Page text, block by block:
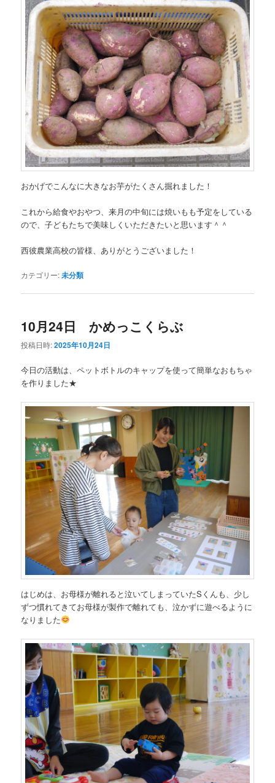
おかげでこんなに大きなお芋がたくさん掘れました！
これから給食やおやつ、来月の中旬には焼いもも予定をしている
ので、子どもたちで美味しくいただきたいと思います＾＾
西彼農業高校の皆様、ありがとうございました！
カテゴリー:未分類
10月24日 かめっこくらぶ
投稿日時:2025年10月24日
今日の活動は、ペットボトルのキャップを使って簡単なおもちゃ
を作りました★
はじめは、お母様が離れると泣いてしまっていたSくんも、少し
ずつ慣れてきてお母様が製作で離れても、泣かずに遊べるように
なりました